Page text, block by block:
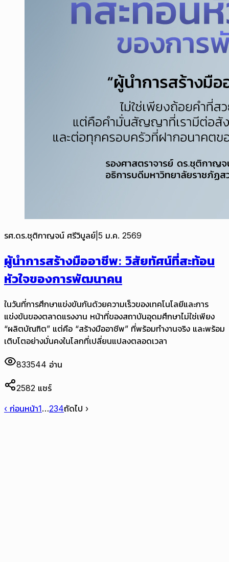
รศ.ดร.ชุติกาญจน์ ศรีวิบูลย์ 5 ม.ค. 2569
ผู้นำการสร้างมืออาชีพ: วิสัยทัศน์ที่สะท้อน
หัวใจของการพัฒนาคน
ในวันที่การศึกษาแข่งขันกันด้วยความเร็วของเทคโนโลยีและการ
แข่งขันของตลาดแรงงาน หน้าที่ของสถาบันอุดมศึกษาไม่ใช่เพียง
“ผลิตบัณฑิต” แต่คือ “สร้างมืออาชีพ” ที่พร้อมทำงานจริง และพร้อม
เติบโตอย่างมั่นคงในโลกที่เปลี่ยนแปลงตลอดเวลา
833544 อ่าน
2582 แชร์
‹ ก่อนหน้า1…234ถัดไป ›